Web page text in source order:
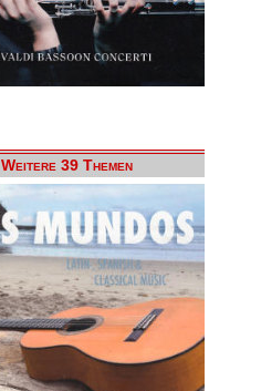
Weitere 39 Themen